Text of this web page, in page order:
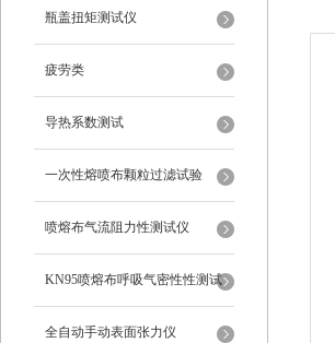
瓶盖扭矩测试仪
疲劳类
导热系数测试
一次性熔喷布颗粒过滤试验
喷熔布气流阻力性测试仪
KN95喷熔布呼吸气密性性测试
仪
全自动手动表面张力仪